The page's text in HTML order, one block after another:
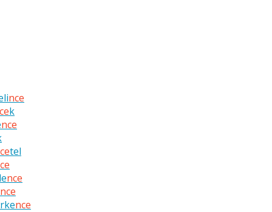
nce
k
nce
tel
nce
nce
nce